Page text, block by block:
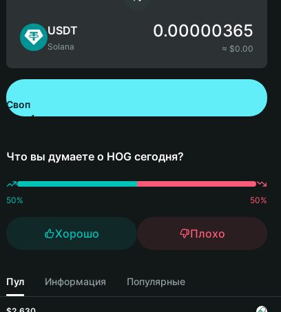
USDT
Solana
0.00000365
≈ $0.00
Своп
Что вы думаете о HOG сегодня?
50% 50%
Хорошо Плохо
Пул Информация Популярные